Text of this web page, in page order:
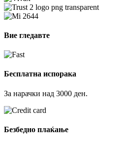
Вие гледавте
Бесплатна испорака
За нарачки над 3000 ден.
Безбедно плаќање